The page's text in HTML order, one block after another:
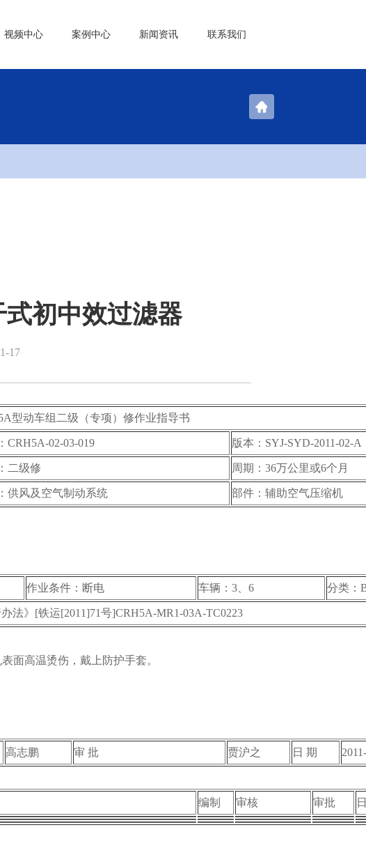
视频中心 案例中心 新闻资讯 联系我们
初中效过滤器
17
型动车组二级（专项）修作业指导书
CRH5A-02-03-019 版本：SYJ-SYD-2011-02-A
二级修 周期：36万公里或6个月
供风及空气制动系统 部件：辅助空气压缩机
作业条件：断电 车辆：3、6 分类：
法》[铁运[2011]71号]CRH5A-MR1-03A-TC0223
面高温烫伤，戴上防护手套。
高志鹏 审 批 贾沪之 日 期
编制 审核 审批